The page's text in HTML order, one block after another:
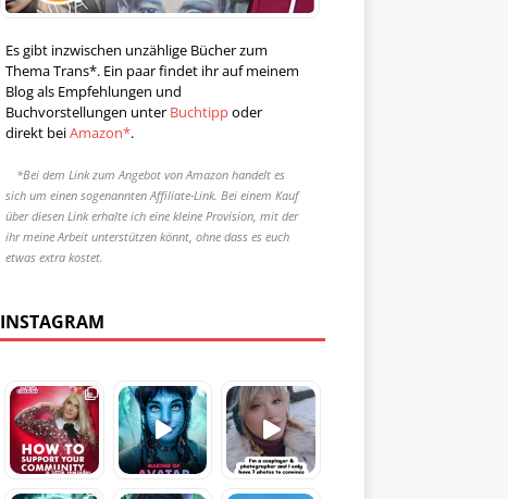
Es gibt inzwischen unzählige Bücher zum
Thema Trans*. Ein paar findet ihr auf meinem
Blog als Empfehlungen und
Buchvorstellungen unter Buchtippoder
direkt beiAmazon*.
*Bei dem Link zum Angebot von Amazon handelt es
sich um einen sogenannten Affiliate-Link. Bei einem Kauf
über diesen Link erhalte ich eine kleine Provision, mit der
ihr meine Arbeit unterstützen könnt, ohne dass es euch
etwas extra kostet.
INSTAGRAM